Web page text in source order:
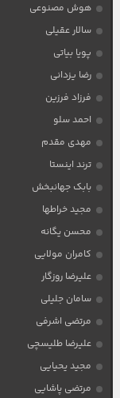
هوش مصنوعی
سالار عقیلی
پویا بیاتی
رضا یزدانی
فرزاد فرزین
احمد سلو
مهدی مقدم
ترند اینستا
بابک جهانبخش
مجید خراطها
محسن یگانه
کامران مولایی
علیرضا روزگار
سامان جلیلی
مرتضی اشرفی
علیرضا طلیسچی
مجید یحیایی
مرتضی پاشایی